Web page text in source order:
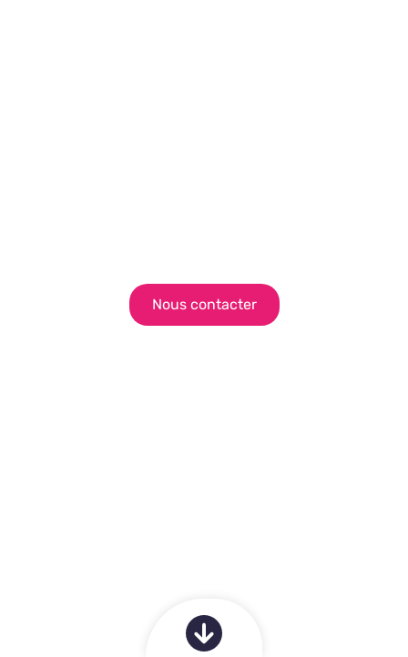
Nous contacter